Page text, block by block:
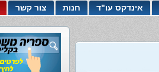
אינדקס עו"ד חנות צור קשר